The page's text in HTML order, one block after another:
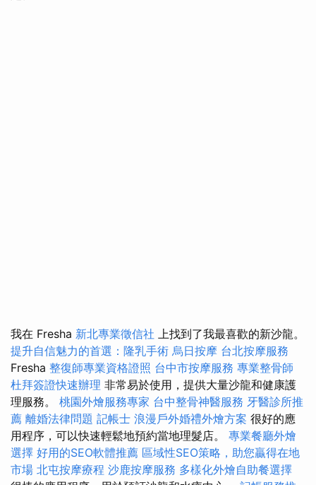
我在 Fresha 新北專業徵信社 上找到了我最喜歡的新沙龍。
提升自信魅力的首選：隆乳手術 烏日按摩 台北按摩服務
Fresha 整復師專業資格證照 台中市按摩服務 專業整骨師
杜拜簽證快速辦理 非常易於使用，提供大量沙龍和健康護
理服務。 桃園外燴服務專家 台中整骨神醫服務 牙醫診所推
薦 離婚法律問題 記帳士 浪漫戶外婚禮外燴方案 很好的應
用程序，可以快速輕鬆地預約當地理髮店。 專業餐廳外燴
選擇 好用的SEO軟體推薦 區域性SEO策略，助您贏得在地
市場 北屯按摩療程 沙鹿按摩服務 多樣化外燴自助餐選擇